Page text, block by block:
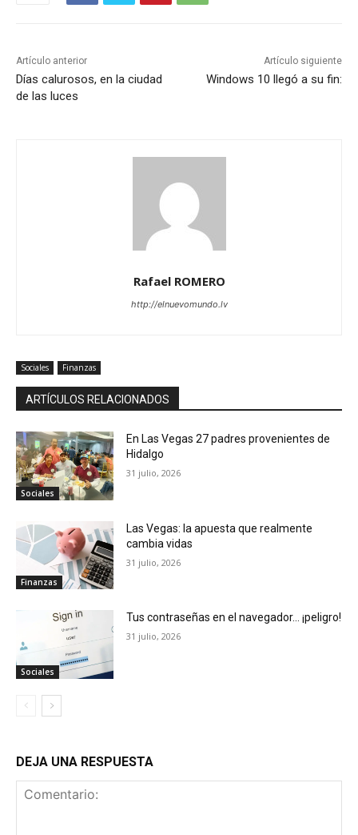
Artículo anterior
Días calurosos, en la ciudad
de las luces
Artículo siguiente
Windows 10 llegó a su fin:
Rafael ROMERO
http://elnuevomundo.lv
Sociales Finanzas
ARTÍCULOS RELACIONADOS
Sociales
En Las Vegas 27 padres provenientes de
Hidalgo
31 julio, 2026
Finanzas
Las Vegas: la apuesta que realmente
cambia vidas
31 julio, 2026
Sociales
Tus contraseñas en el navegador… ¡peligro!
31 julio, 2026
DEJA UNA RESPUESTA